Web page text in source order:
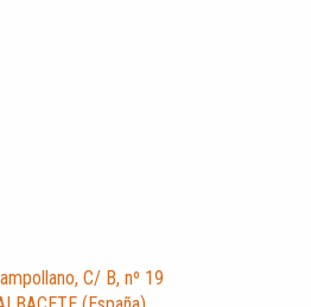
C/ B, nº 19